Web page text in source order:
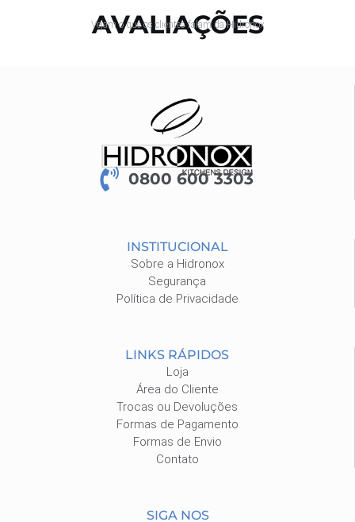
AVALIAÇÕES
Vejam o que os clientes falam da Hidronox
0800 600 3303
INSTITUCIONAL
Sobre a Hidronox
Segurança
Política de Privacidade
LINKS RÁPIDOS
Loja
Área do Cliente
Trocas ou Devoluções
Formas de Pagamento
Formas de Envio
Contato
SIGA NOS